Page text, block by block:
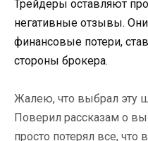
Трейдеры оставляют
негативные отзывы.
финансовые потери,
стороны брокера.
Жалею, что выбрал эту
Поверил рассказам о
просто потерял все, что